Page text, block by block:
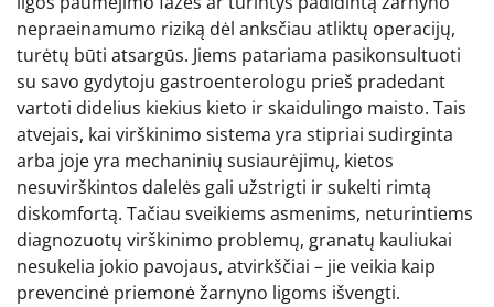
nepraeinamumo riziką dėl anksčiau atliktų operacijų,
turėtų būti atsargūs. Jiems patariama pasikonsultuoti
su savo gydytoju gastroenterologu prieš pradedant
vartoti didelius kiekius kieto ir skaidulingo maisto. Tais
atvejais, kai virškinimo sistema yra stipriai sudirginta
arba joje yra mechaninių susiaurėjimų, kietos
nesuvirškintos dalelės gali užstrigti ir sukelti rimtą
diskomfortą. Tačiau sveikiems asmenims, neturintiems
diagnozuotų virškinimo problemų, granatų kauliukai
nesukelia jokio pavojaus, atvirkščiai – jie veikia kaip
prevencinė priemonė žarnyno ligoms išvengti.